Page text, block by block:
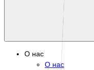
О нас
О нас